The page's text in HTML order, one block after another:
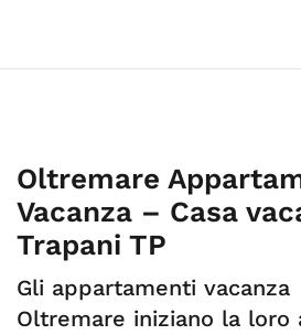
Oltremare
Vacanza – Casa
Trapani TP
Gli appartamenti vacanza
Oltremare iniziano la loro